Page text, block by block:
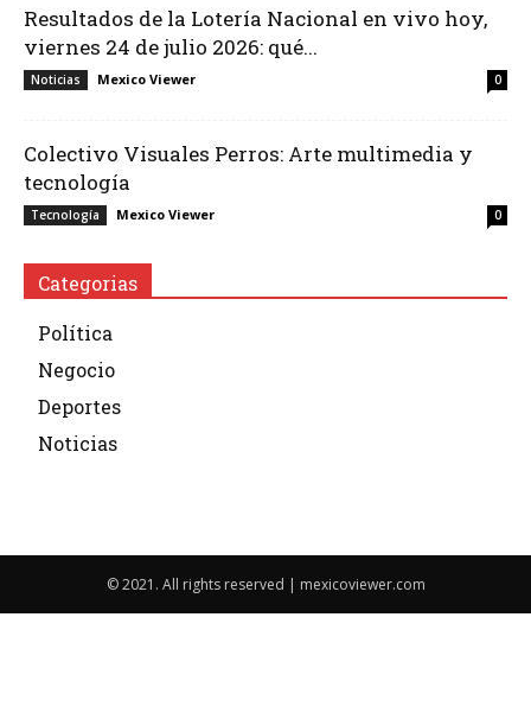
Resultados de la Lotería Nacional en vivo hoy,
viernes 24 de julio 2026: qué...
Noticias Mexico Viewer 0
Colectivo Visuales Perros: Arte multimedia y
tecnología
Tecnología Mexico Viewer 0
Categorias
Política
Negocio
Deportes
Noticias
© 2021. All rights reserved | mexicoviewer.com